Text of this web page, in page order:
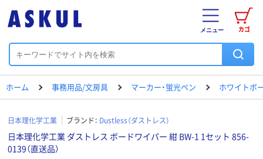
カゴ
メニュー
ホーム 事務用品/文房具 マーカー・蛍光ペン ホワイトボ
日本理化学工業 ブランド： Dustless（ダストレス）
日本理化学工業 ダストレス ボードワイパー 紺 BW-1 1セット 856-
0139（直送品）